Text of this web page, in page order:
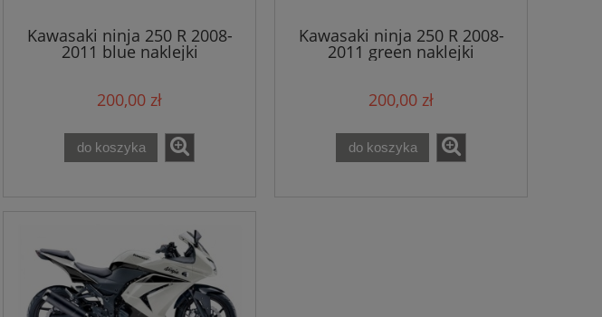
Kawasaki ninja 250 R 2008-
2011 blue naklejki
200,00 zł
do koszyka
Kawasaki ninja 250 R 2008-
2011 green naklejki
200,00 zł
do koszyka